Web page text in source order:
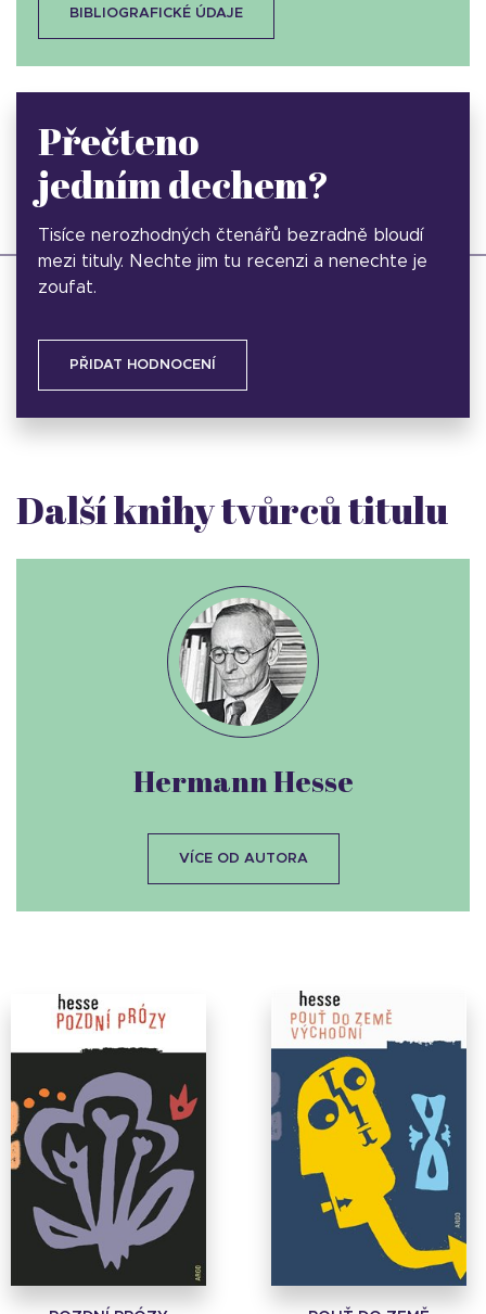
BIBLIOGRAFICKÉ ÚDAJE
Přečteno
jedním dechem?
Tisíce nerozhodných čtenářů bezradně bloudí
mezi tituly. Nechte jim tu recenzi a nenechte je
zoufat.
PŘIDAT HODNOCENÍ
Další knihy tvůrců titulu
Hermann Hesse
VÍCE OD AUTORA